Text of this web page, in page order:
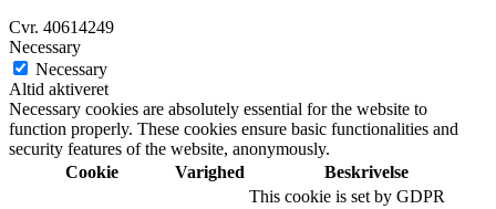
Cvr. 40614249
Necessary
Necessary
Altid aktiveret
Necessary cookies are absolutely essential for the website to
function properly. These cookies ensure basic functionalities and
security features of the website, anonymously.
Cookie
Varighed Beskrivelse
This cookie is set by GDPR